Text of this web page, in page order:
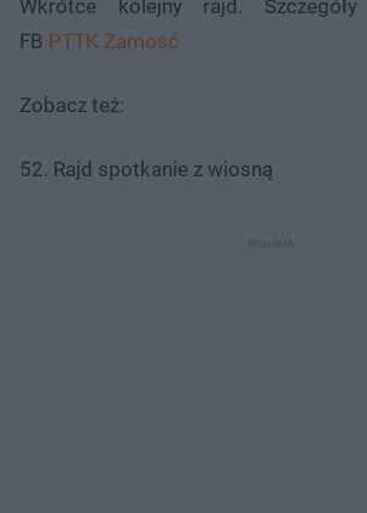
Wkrótce kolejny rajd.
FB PTTK Zamość
Zobacz też:
52. Rajd spotkanie z wiosną